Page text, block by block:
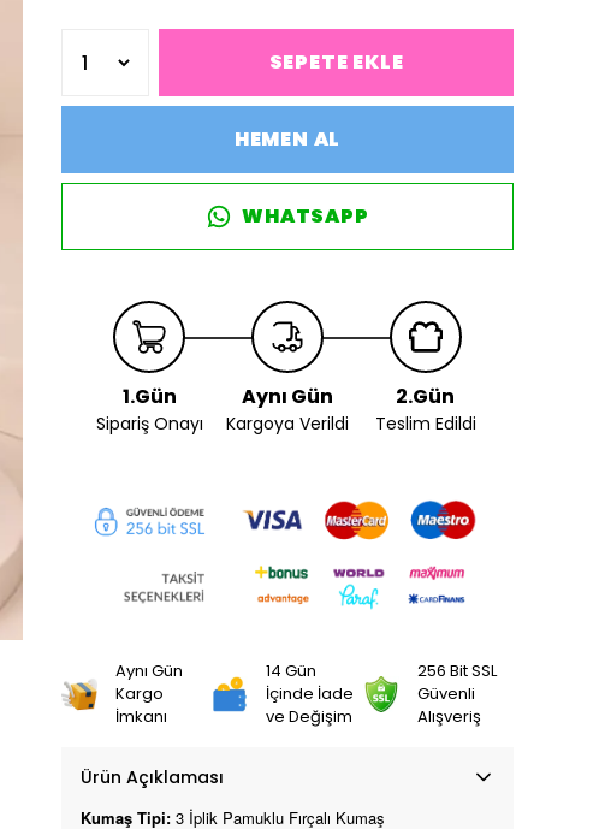
SEPETE EKLE
HEMEN AL
WHATSAPP
1.Gün
Sipariş Onayı
Aynı Gün
Kargoya Verildi
2.Gün
Teslim Edildi
Aynı Gün
Kargo
İmkanı
14 Gün
İçinde İade
ve Değişim
256 Bit SSL
Güvenli
Alışveriş
Ürün Açıklaması
Kumaş Tipi: 3 İplik Pamuklu Fırçalı Kumaş